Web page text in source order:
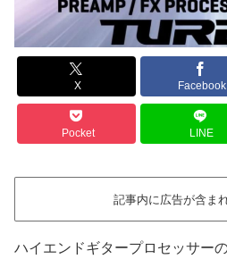
X Facebook
Pocket LINE
記事内に広告が含ま
ハイエンドギタープロセッサー